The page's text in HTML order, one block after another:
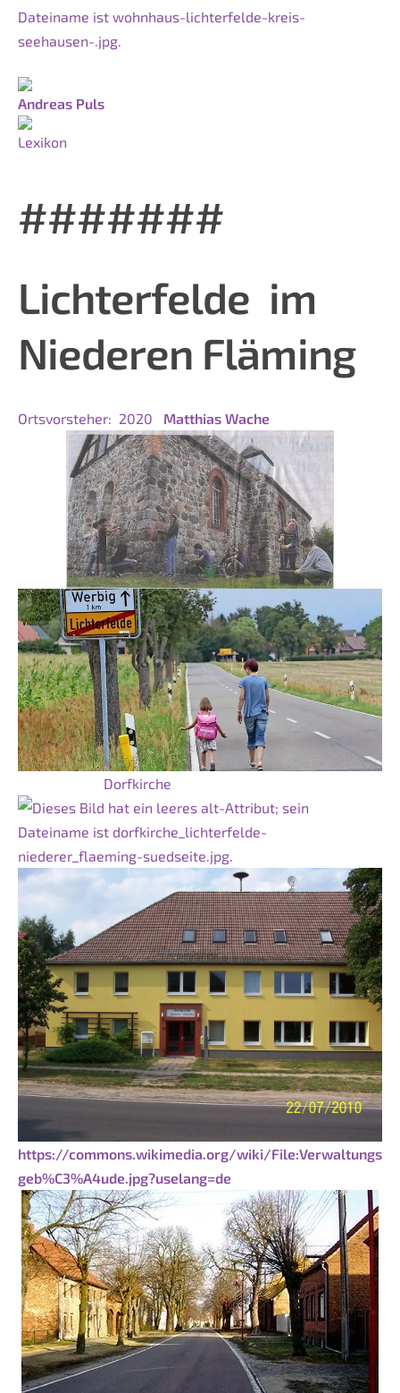
Andreas Puls
Lexikon
#######
Lichterfelde im
Niederen Fläming
Ortsvorsteher: 2020 Matthias Wache
Dorfkirche
https://commons.wikimedia.org/wiki/File:Verwaltungs
geb%C3%A4ude.jpg?uselang=de